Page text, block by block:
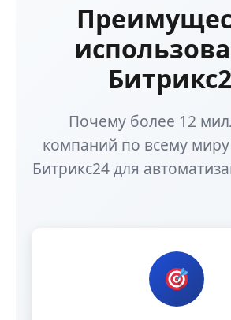
Почему более 12
компаний по всему
Битрикс24 для